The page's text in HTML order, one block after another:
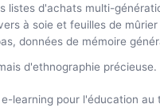
listes d'achats multi-
à soie et feuilles de
données de mémoire
d'ethnographie précieuse.
learning pour l'éducation au